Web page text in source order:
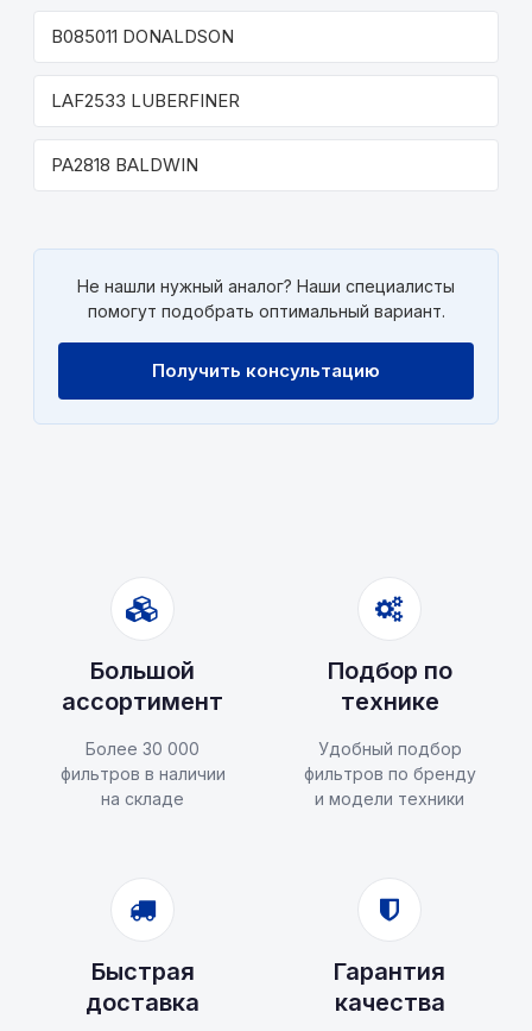
B085011 DONALDSON
LAF2533 LUBERFINER
PA2818 BALDWIN
Не нашли нужный аналог? Наши специалисты
помогут подобрать оптимальный вариант.
Получить консультацию
Большой
ассортимент
Более 30 000
фильтров в наличии
на складе
Подбор по
технике
Удобный подбор
фильтров по бренду
и модели техники
Быстрая
доставка
Гарантия
качества